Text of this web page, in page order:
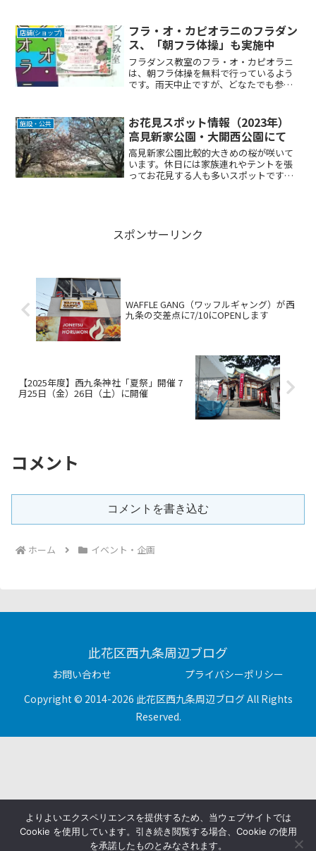
てください。 産婦人科 腹腔鏡下手術; 前
立腺肥大症P...
店舗(ショップ)
フラ・オ・カピオラニのフラダン
ス、「朝フラ体操」も実施中
フラダンス教室のフラ・オ・カピオラニ
は、朝フラ体操を無料で行っているよう
です。雨天中止ですが、どなたでも参加
此花区千鳥橋みどり公園 朝6:45～7:00西
九ジ...
施設・公共
お花見スポット情報（2023年）
高見新家公園・大開西公園にて
高見新家公園比較的大きめの桜が咲いて
います。休日には家族連れやテントを張
ってお花見する人も多いスポットです。
スポンサーリンク
WAFFLE GANG（ワッフルギャング）が西
九条の交差点に7/10にOPENします
【2025年度】西九条神社「夏祭」開催 7
月25日（金）26日（土）に開催
コメント
コメントを書き込む
ホーム イベント・企画
此花区西九条周辺ブログ
お問い合わせ
プライバシーポリシー
Copyright © 2014-2026 此花区西九条周辺ブログ All Rights
Reserved.
よりよいエクスペリエンスを提供するため、当ウェブサイトでは
Cookie を使用しています。引き続き閲覧する場合、Cookie の使用
を承諾したものとみなされます。